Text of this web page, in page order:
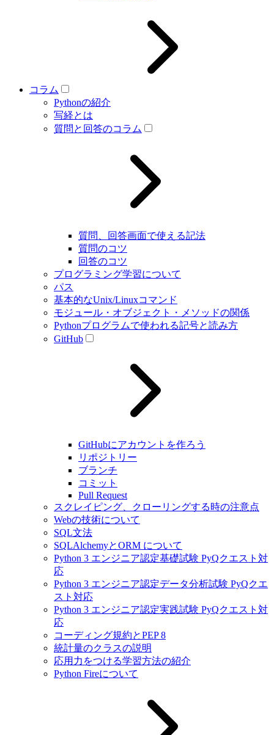
コラム
Pythonの紹介
写経とは
質問と回答のコラム
質問、回答画面で使える記法
質問のコツ
回答のコツ
プログラミング学習について
パス
基本的なUnix/Linuxコマンド
モジュール・オブジェクト・メソッドの関係
Pythonプログラムで使われる記号と読み方
GitHub
GitHubにアカウントを作ろう
リポジトリー
ブランチ
コミット
Pull Request
スクレイピング、クローリングする時の注意点
Webの技術について
SQL文法
SQLAlchemyとORM について
Python 3 エンジニア認定基礎試験 PyQクエスト対
応
Python 3 エンジニア認定データ分析試験 PyQクエ
スト対応
Python 3 エンジニア認定実践試験 PyQクエスト対
応
コーディング規約とPEP 8
統計量のクラスの説明
応用力をつける学習方法の紹介
Python Fireについて